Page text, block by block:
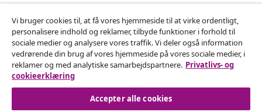
Virksomhed
vidaXL
Opdag mere
Vi bruger cookies til, at få vores hjemmeside til at virke ordentligt,
personalisere indhold og reklamer, tilbyde funktioner i forhold til
sociale medier og analysere vores traffik. Vi deler også information
vedrørende din brug af vores hjemmeside på vores sociale medier, i
reklamer og med analytiske samarbejdspartnere. Privatlivs- og
cookieerklæring
Accepter alle cookies